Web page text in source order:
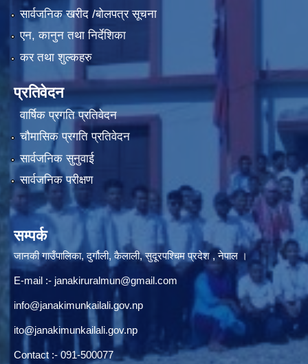
सार्वजनिक खरीद /बोलपत्र सूचना
एन, कानुन तथा निर्देशिका
कर तथा शुल्कहरु
प्रतिवेदन
वार्षिक प्रगति प्रतिवेदन
चौमासिक प्रगति प्रतिवेदन
सार्वजनिक सुनुवाई
सार्वजनिक परीक्षण
सम्पर्क
जानकी गाउँपालिका, दुर्गौली, कैलाली, सुदूरपश्चिम प्रदेश , नेपाल ।
E-mail :- janakiruralmun@gmail.com
info@janakimunkailali.gov.np
ito@janakimunkailali.gov.np
Contact :- 091-500077